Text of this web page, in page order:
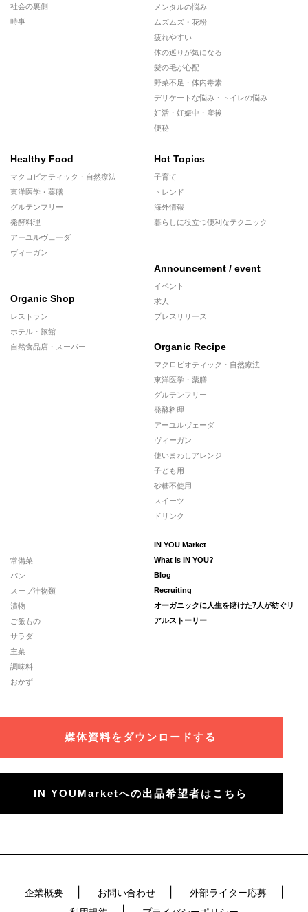
社会の裏側
時事
メンタルの悩み
ムズムズ・花粉
疲れやすい
体の巡りが気になる
髪の毛が心配
野菜不足・体内毒素
デリケートな悩み・トイレの悩み
妊活・妊娠中・産後
便秘
Healthy Food
マクロビオティック・自然療法
東洋医学・薬膳
グルテンフリー
発酵料理
アーユルヴェーダ
ヴィーガン
Organic Shop
レストラン
ホテル・旅館
自然食品店・スーパー
Hot Topics
子育て
トレンド
海外情報
暮らしに役立つ便利なテクニック
Announcement / event
イベント
求人
プレスリリース
Organic Recipe
マクロビオティック・自然療法
東洋医学・薬膳
グルテンフリー
発酵料理
アーユルヴェーダ
ヴィーガン
使いまわしアレンジ
子ども用
砂糖不使用
スイーツ
ドリンク
常備菜
パン
スープ汁物類
漬物
ご飯もの
サラダ
主菜
調味料
おかず
IN YOU Market
What is IN YOU?
Blog
Recruiting
オーガニックに人生を賭けた7人が紡ぐリ
アルストーリー
媒体資料をダウンロードする
IN YOUMarketへの出品希望者はこちら
企業概要 お問い合わせ
外部ライター応募